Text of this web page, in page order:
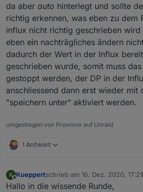
da aber auto hinterlegt und sollte
richtig erkennen, was eben zu dem
influx nicht richtig geschrieben wird
eben ein nachträgliches ändern
dadurch der Wert in der Influx
geschrieben wurde, somit muss
gestoppt werden, der DP in der
anschliessend dann erst wieder mit
"speichern unter" aktiviert werden.
umgestiegen von Proxmox auf Unraid
1 Antwort
K
Offline
Kueppertschrieb am 16. Dez. 2020, 17:21
zuletzt editiert von Kueppert
Hallo in die wissende Runde,